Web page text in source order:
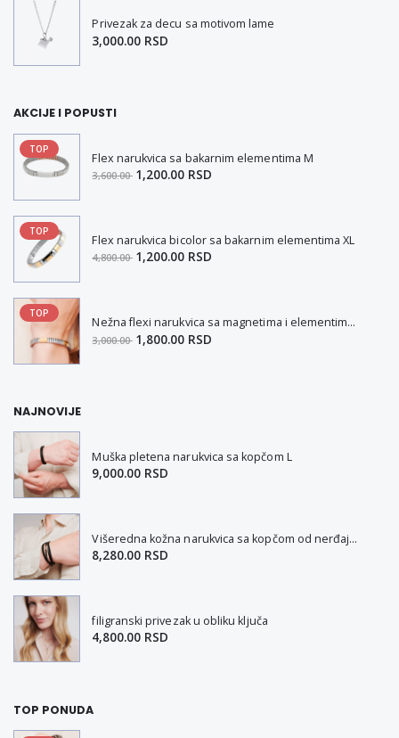
Privezak za decu sa motivom lame
3,000.00 RSD
AKCIJE I POPUSTI
TOP
Flex narukvica sa bakarnim elementima M
3,600.00 1,200.00 RSD
TOP
Flex narukvica bicolor sa bakarnim elementima XL
4,800.00 1,200.00 RSD
TOP
Nežna flexi narukvica sa magnetima i elementima u boji zlata i bakrom M
3,000.00 1,800.00 RSD
NAJNOVIJE
Muška pletena narukvica sa kopčom L
9,000.00 RSD
Višeredna kožna narukvica sa kopčom od nerđajućeg čelika L-XL
8,280.00 RSD
filigranski privezak u obliku ključa
4,800.00 RSD
TOP PONUDA